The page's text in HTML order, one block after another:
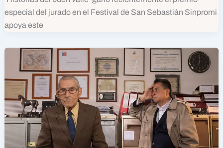
especial del jurado en el Festival de San Sebastián Sinpromi
apoya este